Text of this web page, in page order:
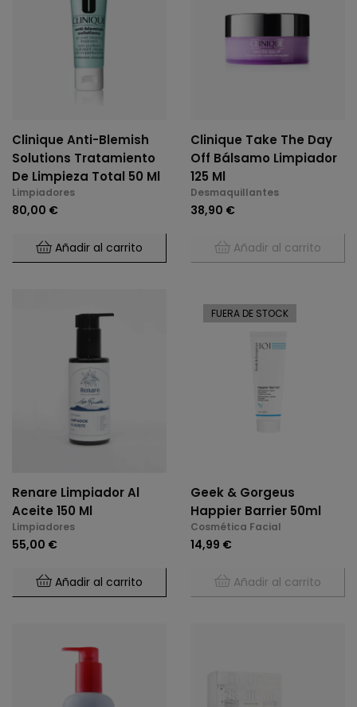
Clinique Anti-Blemish
Solutions Tratamiento
De Limpieza Total 50 Ml
Limpiadores
80,00 €
Añadir al carrito
Clinique Take The Day
Off Bálsamo Limpiador
125 Ml
Desmaquillantes
38,90 €
Añadir al carrito
Renare Limpiador Al
Aceite 150 Ml
Limpiadores
55,00 €
Añadir al carrito
FUERA DE STOCK
Geek & Gorgeus
Happier Barrier 50ml
Cosmética Facial
14,99 €
Añadir al carrito